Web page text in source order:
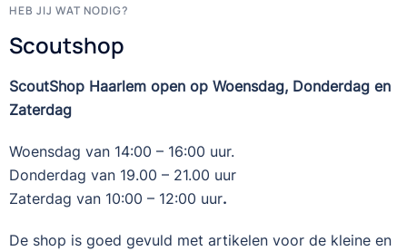
HEB JIJ WAT NODIG?
Scoutshop
ScoutShop Haarlem open op Woensdag, Donderdag en
Zaterdag
Woensdag van 14:00 – 16:00 uur.
Donderdag van 19.00 – 21.00 uur
Zaterdag van 10:00 – 12:00 uur.
De shop is goed gevuld met artikelen voor de kleine en